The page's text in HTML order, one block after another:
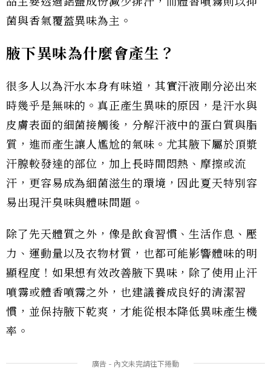
菌與香氣覆蓋異味為主。
腋下異味為什麼會產生？
很多人以為汗水本身有味道，其實汗液剛分泌出來
時幾乎是無味的。真正產生異味的原因，是汗水與
皮膚表面的細菌接觸後，分解汗液中的蛋白質與脂
質，進而產生讓人尷尬的氣味。尤其腋下屬於頂漿
汗腺較發達的部位，加上長時間悶熱、摩擦或流
汗，更容易成為細菌滋生的環境，因此夏天特別容
易出現汗臭味與體味問題。
除了先天體質之外，像是飲食習慣、生活作息、壓
力、運動量以及衣物材質，也都可能影響體味的明
顯程度！如果想有效改善腋下異味，除了使用止汗
噴霧或體香噴霧之外，也建議養成良好的清潔習
慣，並保持腋下乾爽，才能從根本降低異味產生機
率。